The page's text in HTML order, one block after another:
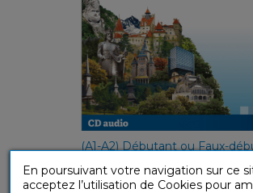
(A1-A2) Débutant ou Faux-
En poursuivant votre navigation sur ce
acceptez l’utilisation de Cookies pour